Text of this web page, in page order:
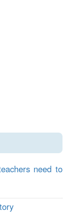
need to